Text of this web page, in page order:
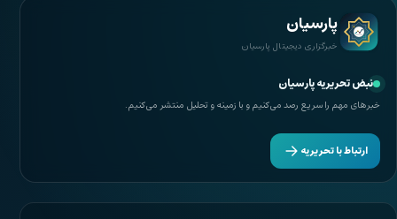
پارسیان
خبرگزاری دیجیتال پارسیان
نبض تحریریه پارسیان
خبرهای مهم را سریع رصد می‌کنیم و با زمینه و تحلیل منتشر می‌کنیم.
ارتباط با تحریریه